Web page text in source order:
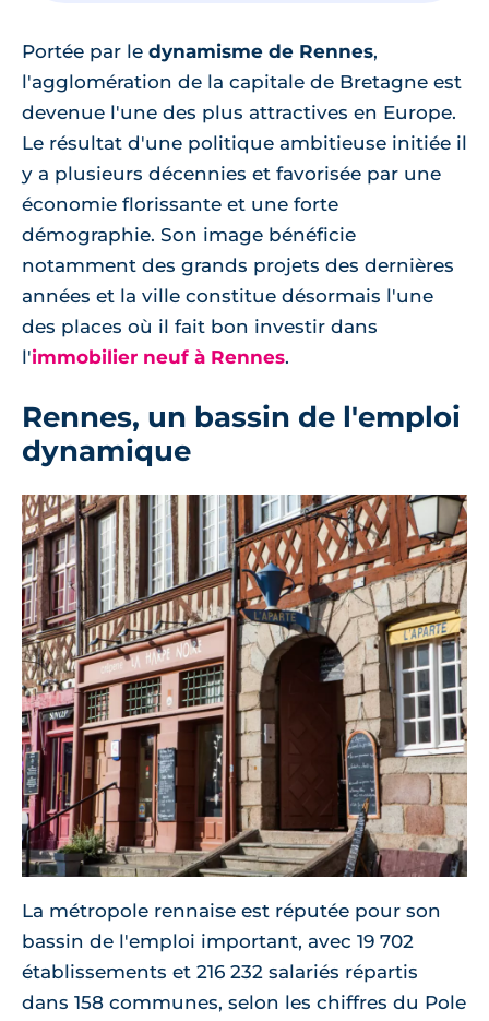
Portée par le dynamisme de Rennes,
l'agglomération de la capitale de Bretagne est
devenue l'une des plus attractives en Europe.
Le résultat d'une politique ambitieuse initiée il
y a plusieurs décennies et favorisée par une
économie florissante et une forte
démographie. Son image bénéficie
notamment des grands projets des dernières
années et la ville constitue désormais l'une
des places où il fait bon investir dans
l'immobilier neuf à Rennes.
Rennes, un bassin de l'emploi
dynamique
La métropole rennaise est réputée pour son
bassin de l'emploi important, avec 19 702
établissements et 216 232 salariés répartis
dans 158 communes, selon les chiffres du Pole